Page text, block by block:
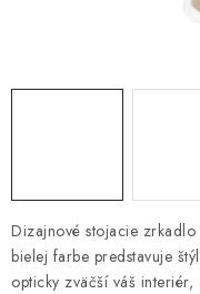
ZÁHRADA
Reklamácie a odstúpenie
Obchodné podmienky
Dizajnové stojacie
bielej farbe predstavuje
opticky zväčší váš interiér,